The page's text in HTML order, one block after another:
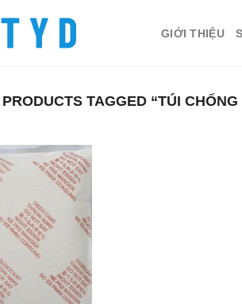
GIỚI THIỆU
PRODUCTS TAGGED “TÚI